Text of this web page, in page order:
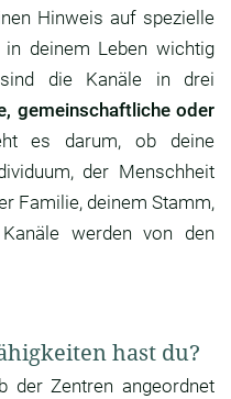
Hinweis auf spezielle
in deinem Leben wichtig
die Kanäle in drei
gemeinschaftliche oder
es darum, ob deine
der Menschheit
Familie, deinem Stamm,
werden von den
hast du?
der Zentren angeordnet